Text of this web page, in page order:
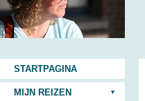
STARTPAGINA
MIJN REIZEN